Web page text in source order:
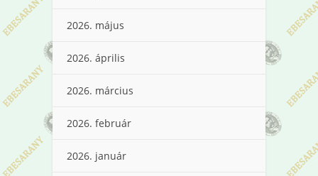
2026. május
2026. április
2026. március
2026. február
2026. január